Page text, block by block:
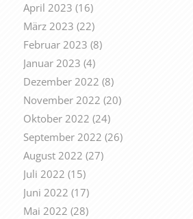
April 2023 (16)
März 2023 (22)
Februar 2023 (8)
Januar 2023 (4)
Dezember 2022 (8)
November 2022 (20)
Oktober 2022 (24)
September 2022 (26)
August 2022 (27)
Juli 2022 (15)
Juni 2022 (17)
Mai 2022 (28)